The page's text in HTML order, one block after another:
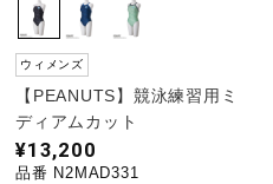
ウィメンズ
【PEANUTS】競泳練習用ミ
ディアムカット
¥13,200
品番 N2MAD331